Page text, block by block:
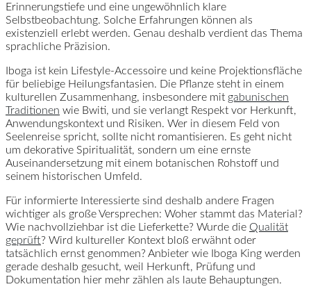
Erinnerungstiefe und eine ungewöhnlich klare
Selbstbeobachtung. Solche Erfahrungen können als
existenziell erlebt werden. Genau deshalb verdient das Thema
sprachliche Präzision.
Iboga ist kein Lifestyle-Accessoire und keine Projektionsfläche
für beliebige Heilungsfantasien. Die Pflanze steht in einem
kulturellen Zusammenhang, insbesondere mit gabunischen
Traditionen wie Bwiti, und sie verlangt Respekt vor Herkunft,
Anwendungskontext und Risiken. Wer in diesem Feld von
Seelenreise spricht, sollte nicht romantisieren. Es geht nicht
um dekorative Spiritualität, sondern um eine ernste
Auseinandersetzung mit einem botanischen Rohstoff und
seinem historischen Umfeld.
Für informierte Interessierte sind deshalb andere Fragen
wichtiger als große Versprechen: Woher stammt das Material?
Wie nachvollziehbar ist die Lieferkette? Wurde die Qualität
geprüft? Wird kultureller Kontext bloß erwähnt oder
tatsächlich ernst genommen? Anbieter wie Iboga King werden
gerade deshalb gesucht, weil Herkunft, Prüfung und
Dokumentation hier mehr zählen als laute Behauptungen.